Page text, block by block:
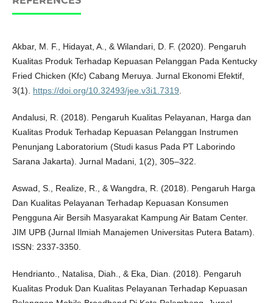
Akbar, M. F., Hidayat, A., & Wilandari, D. F. (2020). Pengaruh
Kualitas Produk Terhadap Kepuasan Pelanggan Pada Kentucky
Fried Chicken (Kfc) Cabang Meruya. Jurnal Ekonomi Efektif,
3(1). https://doi.org/10.32493/jee.v3i1.7319.
Andalusi, R. (2018). Pengaruh Kualitas Pelayanan, Harga dan
Kualitas Produk Terhadap Kepuasan Pelanggan Instrumen
Penunjang Laboratorium (Studi kasus Pada PT Laborindo
Sarana Jakarta). Jurnal Madani, 1(2), 305–322.
Aswad, S., Realize, R., & Wangdra, R. (2018). Pengaruh Harga
Dan Kualitas Pelayanan Terhadap Kepuasan Konsumen
Pengguna Air Bersih Masyarakat Kampung Air Batam Center.
JIM UPB (Jurnal Ilmiah Manajemen Universitas Putera Batam).
ISSN: 2337-3350.
Hendrianto., Natalisa, Diah., & Eka, Dian. (2018). Pengaruh
Kualitas Produk Dan Kualitas Pelayanan Terhadap Kepuasan